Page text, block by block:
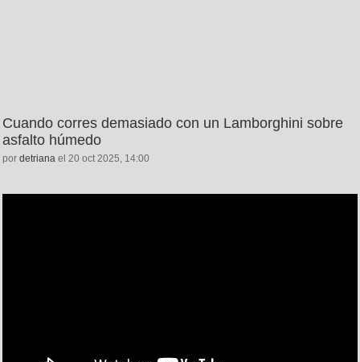
Cuando corres demasiado con un Lamborghini sobre
asfalto húmedo
por detriana el 20 oct 2025, 14:00